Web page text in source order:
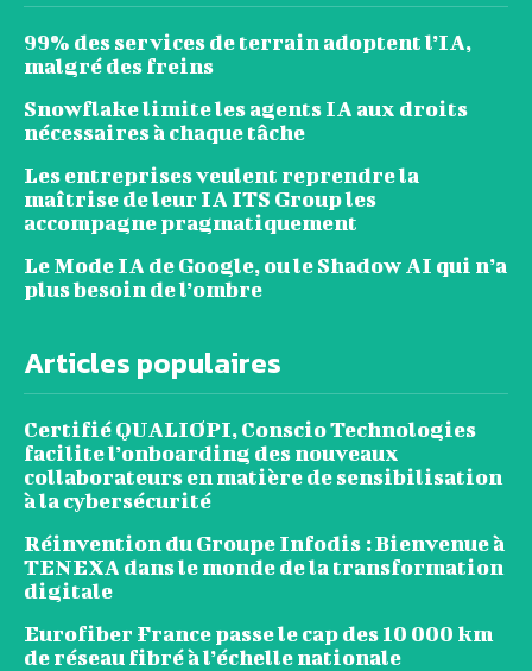
99% des services de terrain adoptent l’IA,
malgré des freins
Snowflake limite les agents IA aux droits
nécessaires à chaque tâche
Les entreprises veulent reprendre la
maîtrise de leur IA ITS Group les
accompagne pragmatiquement
Le Mode IA de Google, ou le Shadow AI qui n’a
plus besoin de l’ombre
Articles populaires
Certifié QUALIOPI, Conscio Technologies
facilite l’onboarding des nouveaux
collaborateurs en matière de sensibilisation
à la cybersécurité
Réinvention du Groupe Infodis : Bienvenue à
TENEXA dans le monde de la transformation
digitale
Eurofiber France passe le cap des 10 000 km
de réseau fibré à l’échelle nationale